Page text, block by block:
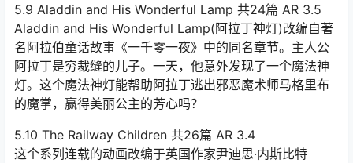
5.9 Aladdin and His Wonderful Lamp 共24篇 AR 3.5
Aladdin and His Wonderful Lamp(阿拉丁神灯)改编自著
名阿拉伯童话故事《一千零一夜》中的同名章节。主人公
阿拉丁是穷裁缝的儿子。一天，他意外发现了一个魔法神
灯。这个魔法神灯能帮助阿拉丁逃出邪恶魔术师马格里布
的魔掌，赢得美丽公主的芳心吗？
5.10 The Railway Children 共26篇 AR 3.4
这个系列连载的动画改编于英国作家尹迪思·内斯比特